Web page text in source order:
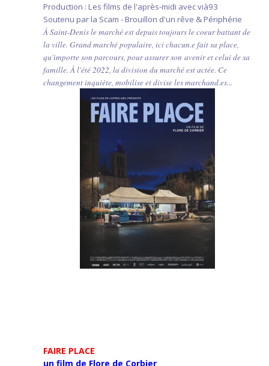
Production : Les films de l'après-midi avec vià93
Soutenu par la Scam - Brouillon d'un rêve & Périphérie
À Saint-Denis le marché est depuis toujours le coeur battant de
la ville. Grand marché populaire, ici chacun.e fait sa place,
qu'importe son parcours, pour assurer son avenir et celui de sa
famille. À l'été 2022, la division du marché est actée. Ce
changement inquiète, mobilise et divise les marchand.es...
FAIRE PLACE
un film de Flore de Corbier